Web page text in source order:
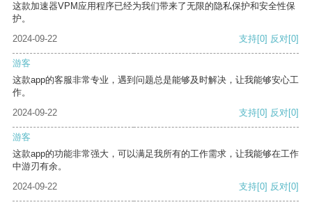
这款加速器VPM应用程序已经为我们带来了无限的隐私保护和安全性保
护。
2024-09-22
支持[0] 反对[0]
游客
这款app的客服非常专业，遇到问题总是能够及时解决，让我能够安心工
作。
2024-09-22
支持[0] 反对[0]
游客
这款app的功能非常强大，可以满足我所有的工作需求，让我能够在工作
中游刃有余。
2024-09-22
支持[0] 反对[0]